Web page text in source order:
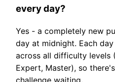
every day?
Yes - a completely new
day at midnight. Each
across all difficulty levels
Expert, Master), so
challenge waiting.